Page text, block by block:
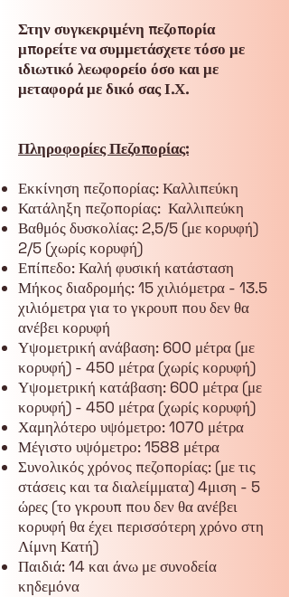
Στην συγκεκριμένη πεζοπορία
μπορείτε να συμμετάσχετε τόσο με
ιδιωτικό λεωφορείο όσο και με
μεταφορά με δικό σας Ι.Χ.
Πληροφορίες Πεζοπορίας:
Εκκίνηση πεζοπορίας: Καλλιπεύκη
Κατάληξη πεζοπορίας: Καλλιπεύκη
Βαθμός δυσκολίας: 2,5/5 (με κορυφή)
2/5 (χωρίς κορυφή)
Επίπεδο: Καλή φυσική κατάσταση
Μήκος διαδρομής: 15 χιλιόμετρα - 13.5
χιλιόμετρα για το γκρουπ που δεν θα
ανέβει κορυφή
Υψομετρική ανάβαση: 600 μέτρα (με
κορυφή) - 450 μέτρα (χωρίς κορυφή)
Υψομετρική κατάβαση: 600 μέτρα (με
κορυφή) - 450 μέτρα (χωρίς κορυφή)
Χαμηλότερο υψόμετρο: 1070 μέτρα
Μέγιστο υψόμετρο: 1588 μέτρα
Συνολικός χρόνος πεζοπορίας: (με τις
στάσεις και τα διαλείμματα) 4μιση - 5
ώρες (το γκρουπ που δεν θα ανέβει
κορυφή θα έχει περισσότερη χρόνο στη
Λίμνη Κατή)
Παιδιά: 14 και άνω με συνοδεία
κηδεμόνα